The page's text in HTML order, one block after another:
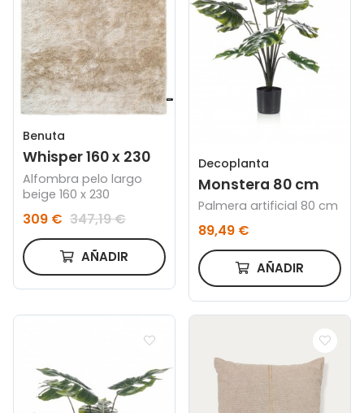
Benuta
Whisper 160 x 230
Alfombra pelo largo
beige 160 x 230
309 € 347,19 €
AÑADIR
Decoplanta
Monstera 80 cm
Palmera artificial 80 cm
89,49 €
AÑADIR